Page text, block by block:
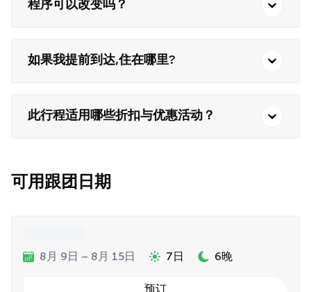
程序可以改变吗？
如果我提前到达,住在哪里?
此行程适用哪些折扣与优惠活动？
可用跟团日期
8月 9日 – 8月 15日 7日 6晚
预订